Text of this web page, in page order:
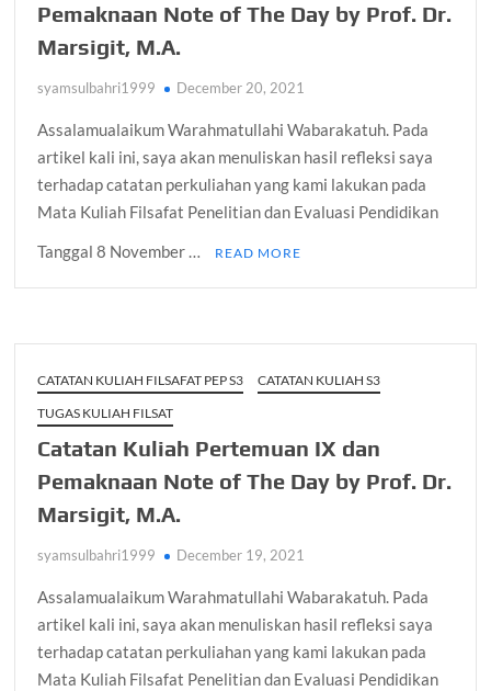
Pemaknaan Note of The Day by Prof. Dr.
Marsigit, M.A.
syamsulbahri1999 December 20, 2021
Assalamualaikum Warahmatullahi Wabarakatuh. Pada
artikel kali ini, saya akan menuliskan hasil refleksi saya
terhadap catatan perkuliahan yang kami lakukan pada
Mata Kuliah Filsafat Penelitian dan Evaluasi Pendidikan
Tanggal 8 November …
READ MORE
CATATAN KULIAH FILSAFAT PEP S3
CATATAN KULIAH S3
TUGAS KULIAH FILSAT
Catatan Kuliah Pertemuan IX dan
Pemaknaan Note of The Day by Prof. Dr.
Marsigit, M.A.
syamsulbahri1999 December 19, 2021
Assalamualaikum Warahmatullahi Wabarakatuh. Pada
artikel kali ini, saya akan menuliskan hasil refleksi saya
terhadap catatan perkuliahan yang kami lakukan pada
Mata Kuliah Filsafat Penelitian dan Evaluasi Pendidikan